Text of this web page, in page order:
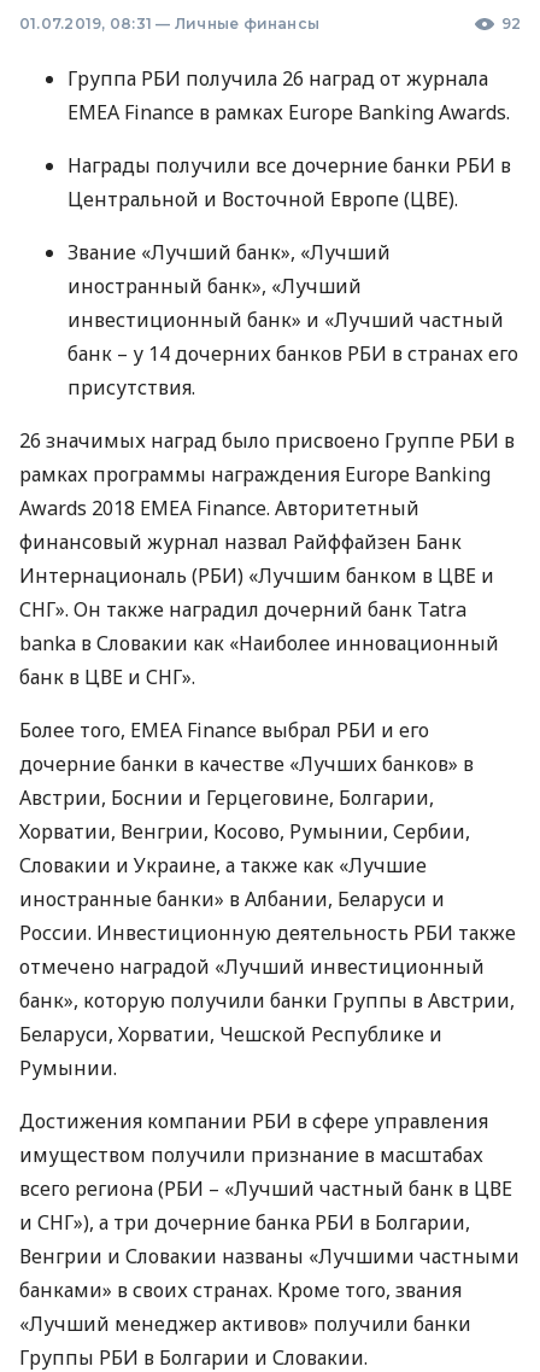
01.07.2019, 08:31 — Личные финансы 92
Группа РБИ получила 26 наград от журнала
EMEA Finance в рамках Europe Banking Awards.
Награды получили все дочерние банки РБИ в
Центральной и Восточной Европе (ЦВЕ).
Звание «Лучший банк», «Лучший
иностранный банк», «Лучший
инвестиционный банк» и «Лучший частный
банк – у 14 дочерних банков РБИ в странах его
присутствия.
26 значимых наград было присвоено Группе РБИ в
рамках программы награждения Europe Banking
Awards 2018 EMEA Finance. Авторитетный
финансовый журнал назвал Райффайзен Банк
Интернациональ (РБИ) «Лучшим банком в ЦВЕ и
СНГ». Он также наградил дочерний банк Tatra
banka в Словакии как «Наиболее инновационный
банк в ЦВЕ и СНГ».
Более того, EMEA Finance выбрал РБИ и его
дочерние банки в качестве «Лучших банков» в
Австрии, Боснии и Герцеговине, Болгарии,
Хорватии, Венгрии, Косово, Румынии, Сербии,
Словакии и Украине, а также как «Лучшие
иностранные банки» в Албании, Беларуси и
России. Инвестиционную деятельность РБИ также
отмечено наградой «Лучший инвестиционный
банк», которую получили банки Группы в Австрии,
Беларуси, Хорватии, Чешской Республике и
Румынии.
Достижения компании РБИ в сфере управления
имуществом получили признание в масштабах
всего региона (РБИ – «Лучший частный банк в ЦВЕ
и СНГ»), а три дочерние банка РБИ в Болгарии,
Венгрии и Словакии названы «Лучшими частными
банками» в своих странах. Кроме того, звания
«Лучший менеджер активов» получили банки
Группы РБИ в Болгарии и Словакии.